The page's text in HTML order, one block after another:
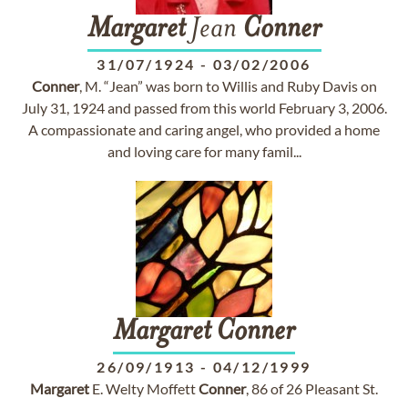
MargaretJean Conner
31/07/1924 - 03/02/2006
Conner, M. “Jean” was born to Willis and Ruby Davis on
July 31, 1924 and passed from this world February 3, 2006.
A compassionate and caring angel, who provided a home
and loving care for many famil...
Margaret Conner
26/09/1913 - 04/12/1999
Margaret E. Welty MoffettConner, 86 of 26 Pleasant St.